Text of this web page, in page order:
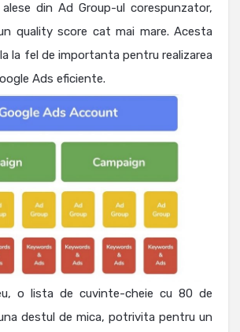
din Ad Group-ul corespunzator,
quality score cat mai mare. Acesta
la fel de importanta pentru realizarea
Ads eficiente.
o lista de cuvinte-cheie cu 80 de
destul de mica, potrivita pentru un